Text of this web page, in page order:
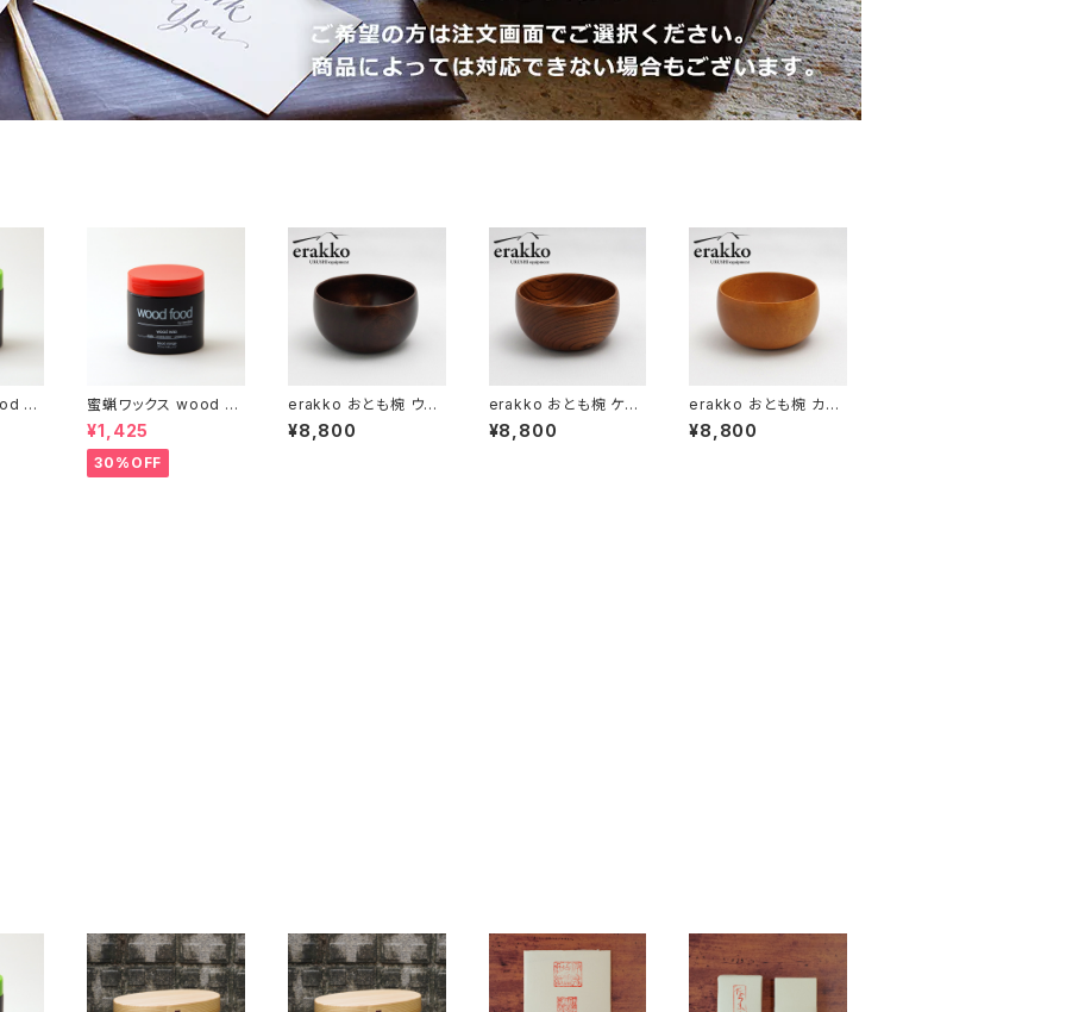
fo
蜜蝋ワックス wood fo
od ブラッドオレンジ【D
IY】【木工】【ギフト プレ
ゼント】【父の日 お誕生
日】
¥1,425
30%OFF
erakko おとも椀 ウォ
ールナット アウトドア漆
器【京都】【エラッコ】【柴
¥8,800
erakko おとも椀 ケヤ
キ アウトドア漆器【京
都】【エラッコ】【柴田漆
¥8,800
erakko おとも椀 カエ
デ アウトドア漆器【京
都】【エラッコ】【柴田漆
¥8,800